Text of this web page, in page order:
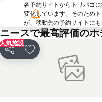
Antibes Coeur de Ville
Boulevard de Garavan
Nice Etoile
エズ村熱帯植物公園
Antibes - Juan-les-Pins Balnéaires
各予約サイトからトリバゴ
変化しています。そのため
が、移動先の予約サイトに
ニースで最高評価のホ
人気施設
シェア お気に入りに追加